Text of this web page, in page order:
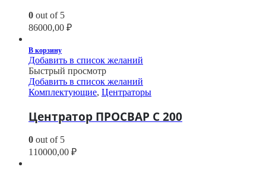
0 out of 5
86000,00 ₽
В корзину
Добавить в список желаний
Быстрый просмотр
Добавить в список желаний
Комплектующие, Центраторы
Центратор ПРОСВАР С 200
0 out of 5
110000,00 ₽